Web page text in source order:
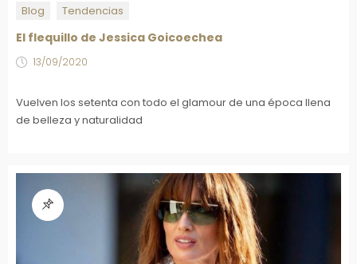
Blog Tendencias
El flequillo de Jessica Goicoechea
13/09/2020
Vuelven los setenta con todo el glamour de una época llena
de belleza y naturalidad